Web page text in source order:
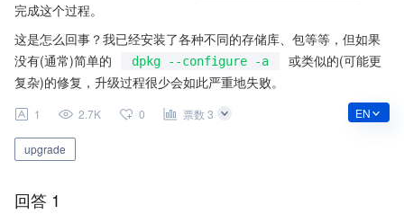
完成这个过程。
这是怎么回事？我已经安装了各种不同的存储库、包等等，但如果
没有(通常)简单的
dpkg --configure -a
或类似的(可能更
复杂)的修复，升级过程很少会如此严重地失败。
1 2.7K 0 票数 3 EN
upgrade
回答 1